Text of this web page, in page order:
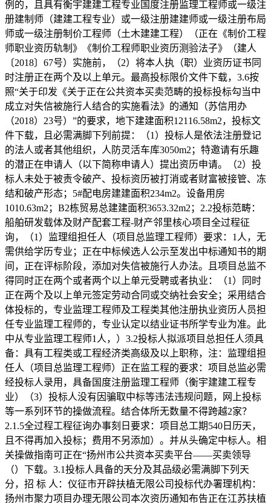
例的，且具有衡宇建建工程专业国度注册监理工程师或一级注
册建制师（建建工程专业）或一级注册建建师或一级注册布局
师或一级注册制价工程师（土木建建工程）（正在《制价工程
师职业资历轨制》《制价工程师职业资历测验法子》（建人
〔2018〕67号）实施前，（2）将本人执（职）业资历证书同
时注册正在两个及以上单元。最高投标限价文件下载，3.6按
照“关于印发《关于正在公共资本买卖范畴的投标投标勾当中
成立对失信被施行人结合的实施看法》的通知（苏信用办
（2018）23号）”的要求，地下建建面积12116.58m2，投标文
件下载，且必需满脚下列前提：（1）投标人是依法注册登记
的法人或者其他组织，人防灵活车库3050m2；特邀请有乐趣
的潜正在申请人（以下简称申请人）提出资历申请。（2）投
标人未处于被责令破产、投标资历被打消或者财富被接管、冻
结和破产形态；5#配电房建建面积234m2。设备用房
1010.63m2；B2栋贸易总建建面积3653.32m2；2.2投标范畴：
船舶研发载体及财产配套工程-财产邻里核心项目全过程征
询，（1）监理组担任人（项目总监理工程师）要求：1人，无
需供给学历专业；正在中标候选人公示至发出中标通知书的期
间，正在评标阶段，添加对失信被施行人办法。且项目总监不
得同时正在两个或者两个以上单元受聘或者执业：（1）同时
正在两个及以上单元签定劳动合同或交纳社会安全；采用结合
体投标的，专业监理工程师及工程类其他注册执业资历人员担
任专业监理工程师的，专业认定以结业证书所学专业为准。此
中从专业监理工程师1人，）3.2投标人拟派项目总担任人须具
备：具有工程类或工程经济类高级及以上职称，注：监理组担
任人（项目总监理工程师）正在监工程的要求：项目总监必需
经投标人录用，具备国度注册监理工程师（衡宇建建工程专
业）（3）投标人没有因骗取中标等违法违规问题，网上投标
等一系列环节的操做流程。结合体所无数量不得跨越2家？
2.1.5全过程工程征询办事刻日要求：项目总工期540日历天，
且不得再加入投标；费用不另添加）。并从头确定中标人。相
关操做指南可正在“扬州市公共资本买卖平台——买卖领导
（）下载。3.1投标人具备的天分及其品级必需满脚下列天
分，招 标 人：仪征市开辟扶植无限公司投标代办署理机构：
扬州市聚力项目办理无限公司本次资历通知布告正在江苏扶植